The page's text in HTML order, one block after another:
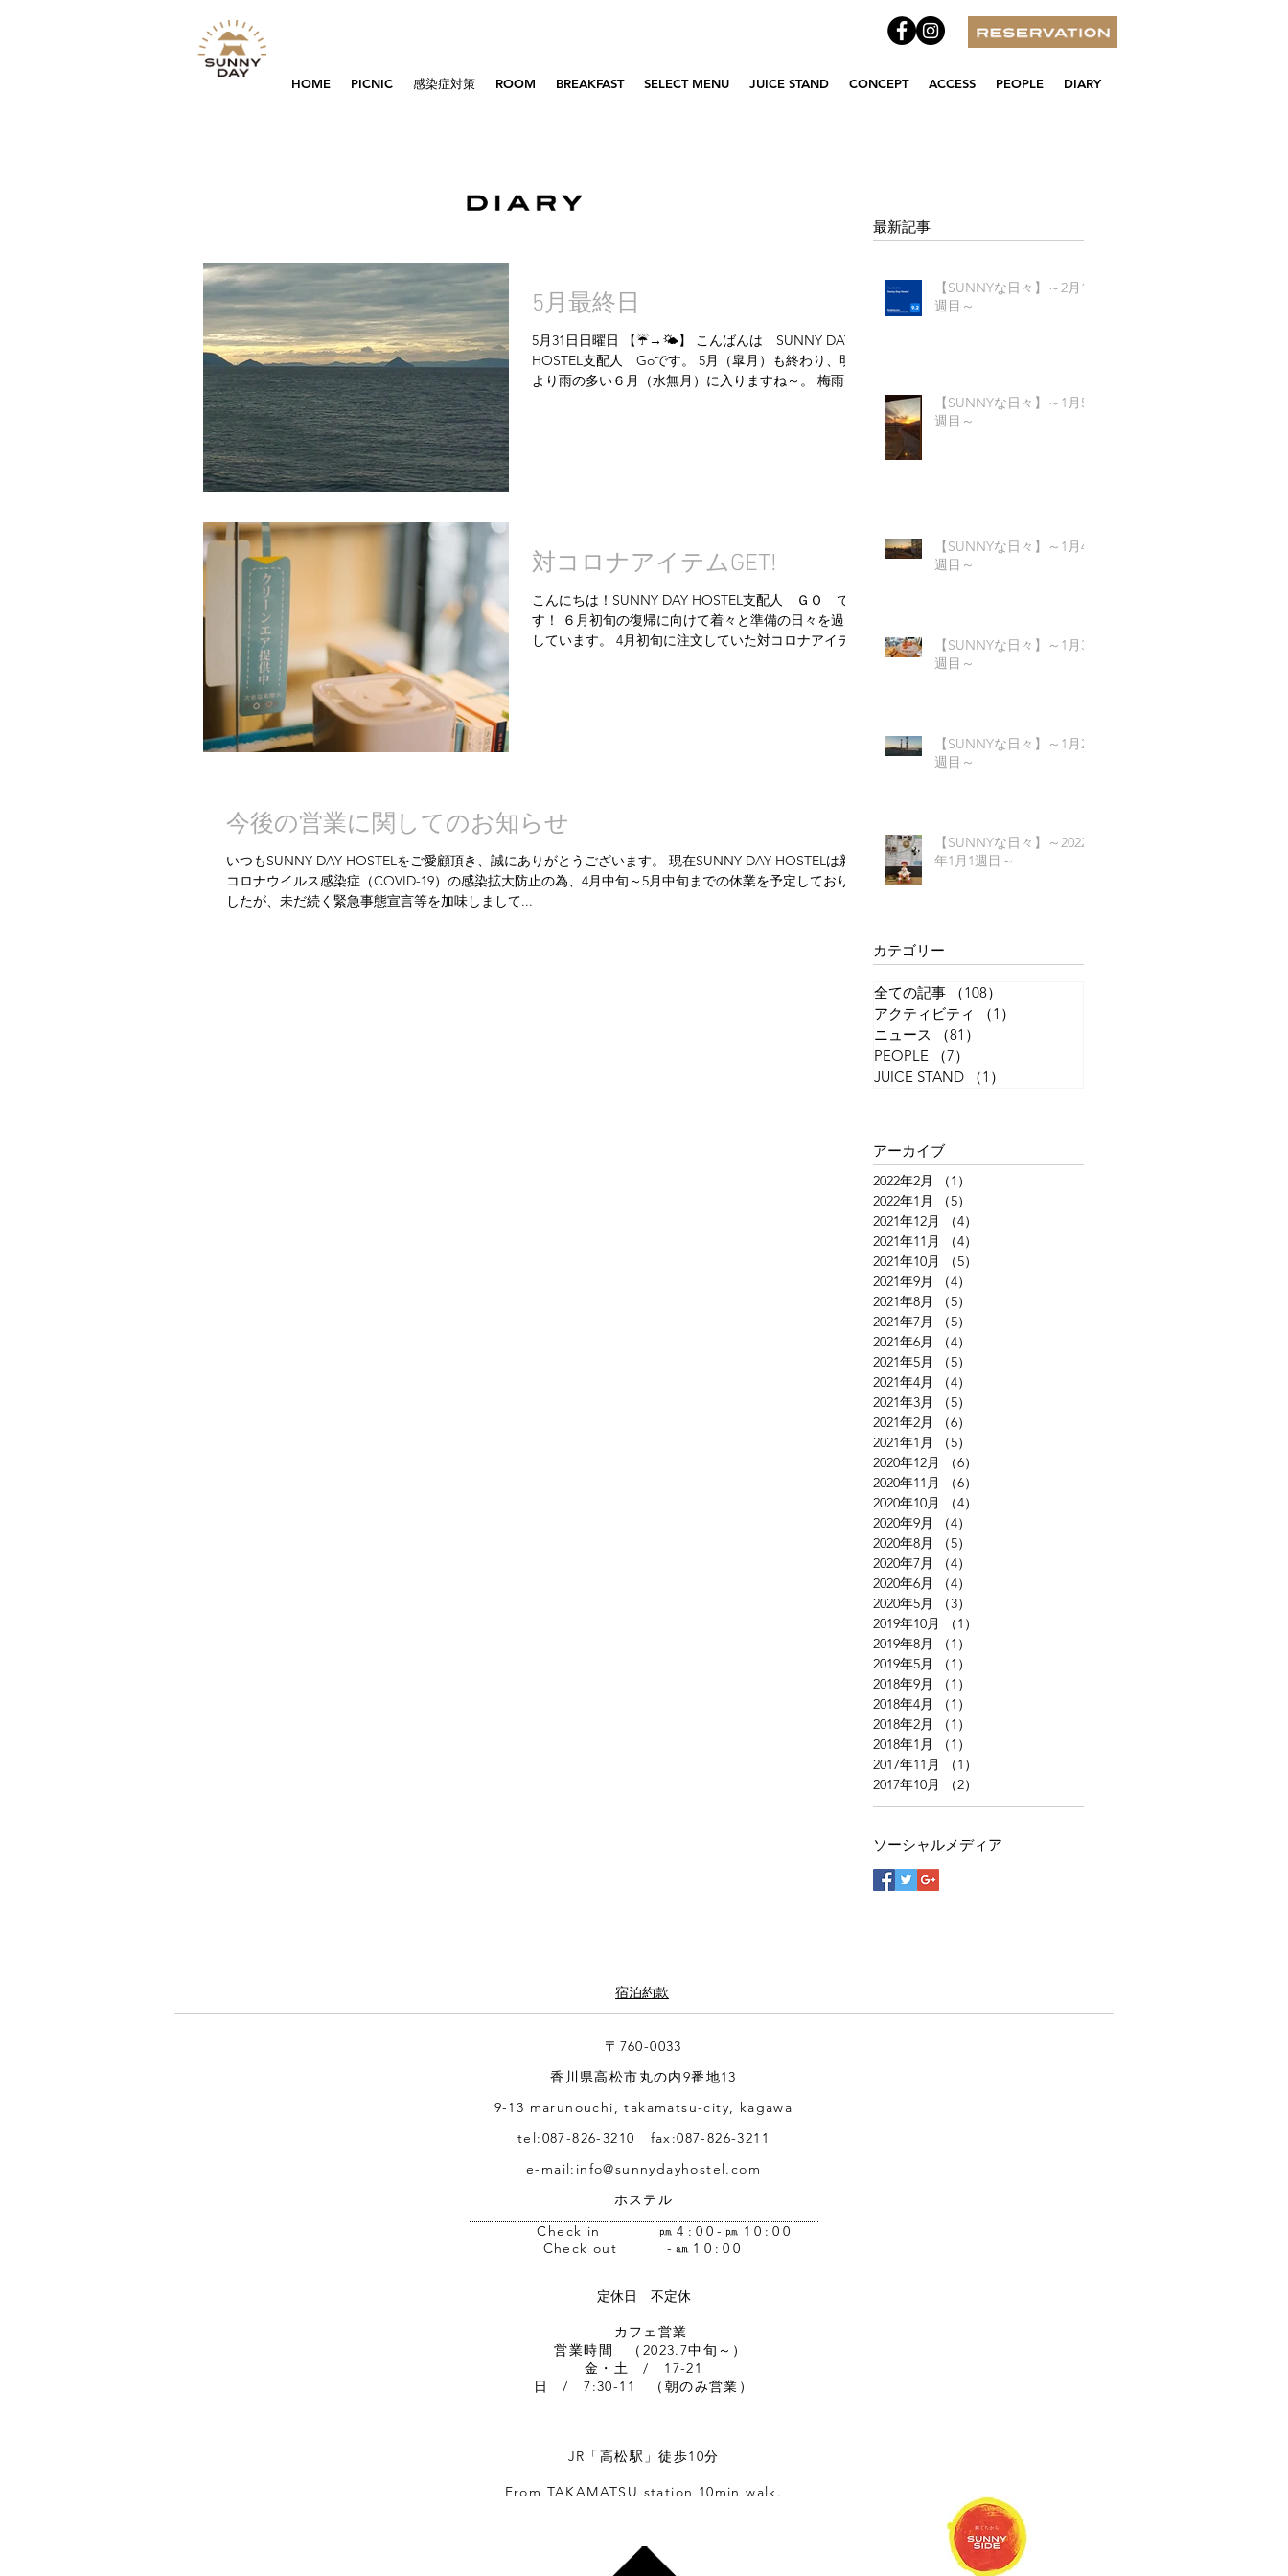
HOME PICNIC 感染症対策 ROOM BREAKFAST SELECT MENU JUICE STAND CONCEPT ACCESS PEOPLE DIARY
最新記事
5月最終日
5月31日日曜日 【☔️→🌤️】 こんばんは SUNNY DAY
HOSTEL支配人 Goです。 5月（皐月）も終わり、明日
より雨の多い６月（水無月）に入りますね～。 梅雨の
対コロナアイテムGET!
こんにちは！SUNNY DAY HOSTEL支配人 ＧＯ で
す！ ６月初旬の復帰に向けて着々と準備の日々を過ご
しています。 4月初旬に注文していた対コロナアイテム
今後の営業に関してのお知らせ
いつもSUNNY DAY HOSTELをご愛顧頂き、誠にありがとうございます。 現在SUNNY DAY HOSTELは新型
コロナウイルス感染症（COVID-19）の感染拡大防止の為、4月中旬～5月中旬までの休業を予定しておりま
したが、未だ続く緊急事態宣言等を加味しまして...
【SUNNYな日々】～2月1
週目～
【SUNNYな日々】～1月5
週目～
【SUNNYな日々】～1月4
週目～
【SUNNYな日々】～1月3
週目～
【SUNNYな日々】～1月2
週目～
【SUNNYな日々】～2022
年1月1週目～
カテゴリー
全ての記事 （108）
アクティビティ
（1）
ニュース
（81）
PEOPLE
（7）
JUICE STAND
（1）
アーカイブ
2022年2月 （1）
2022年1月
（5）
2021年12月
（4）
2021年11月
（4）
2021年10月
（5）
2021年9月
（4）
2021年8月
（5）
2021年7月
（5）
2021年6月
（4）
2021年5月
（5）
2021年4月
（4）
2021年3月
（5）
2021年2月
（6）
2021年1月
（5）
2020年12月
（6）
2020年11月
（6）
2020年10月
（4）
2020年9月
（4）
2020年8月
（5）
2020年7月
（4）
2020年6月
（4）
2020年5月
（3）
2019年10月
（1）
2019年8月
（1）
2019年5月
（1）
2018年9月
（1）
2018年4月
（1）
2018年2月
（1）
2018年1月
（1）
2017年11月
（1）
2017年10月
（2）
ソーシャルメディア
宿泊約款
© 2023 by CASA 3. Proudly created withWix.com
〒760-0033
香川県高松市丸の内9番地13
9-13 marunouchi, takamatsu-city, kagawa
tel:087-826-3210 fax:087-826-3211
e-mail: info@sunnydayhostel.com
ホステル
Check in ㏘4:00-㏘10:00
Check out
-㏂10:00
定休日 不定休
​ カフェ営業
営業時間 （2023.7中旬～）
金・土 / 17-21
日 / 7:30-11 （朝のみ営業）
JR「高松駅」徒歩10分
From TAKAMATSU station 10min walk.